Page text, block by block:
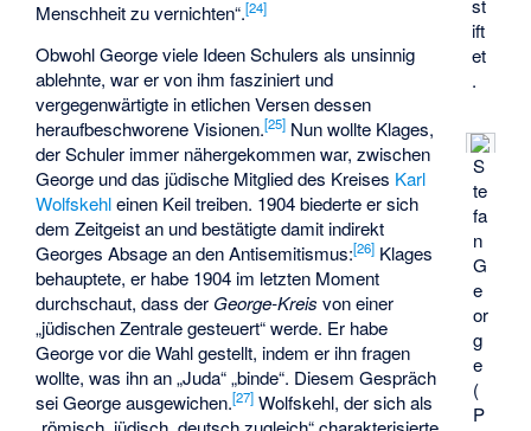
st
ift
et
.
S
te
fa
n
G
e
or
g
e
(
P
Menschheit zu vernichten“.[24]
Obwohl George viele Ideen Schulers als unsinnig
ablehnte, war er von ihm fasziniert und
vergegenwärtigte in etlichen Versen dessen
heraufbeschworene Visionen.[25] Nun wollte Klages,
der Schuler immer nähergekommen war, zwischen
George und das jüdische Mitglied des Kreises Karl
Wolfskehleinen Keil treiben. 1904 biederte er sich
dem Zeitgeist an und bestätigte damit indirekt
Georges Absage an den Antisemitismus:[26] Klages
behauptete, er habe 1904 im letzten Moment
durchschaut, dass der George-Kreis von einer
„jüdischen Zentrale gesteuert“ werde. Er habe
George vor die Wahl gestellt, indem er ihn fragen
wollte, was ihn an „Juda“ „binde“. Diesem Gespräch
sei George ausgewichen.[27] Wolfskehl, der sich als